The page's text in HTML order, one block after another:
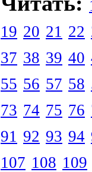
19 20 21 22
37 38 39 40
55 56 57 58
73 74 75 76
91 92 93 94
107 108 109